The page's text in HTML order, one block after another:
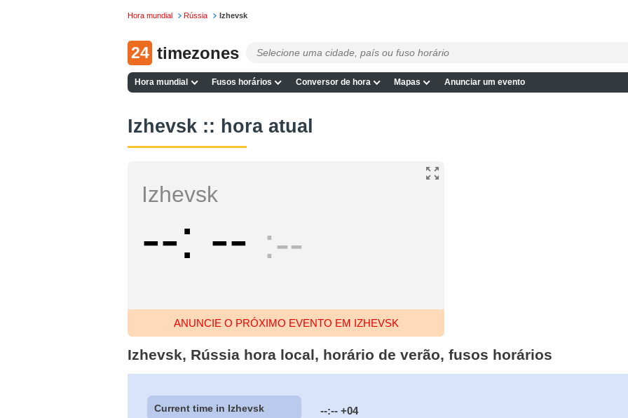
Hora mundial Rússia Izhevsk
24 timezones
Hora mundial Fusos horários Conversor de hora Mapas Anunciar um evento
Izhevsk :: hora atual
Izhevsk
-- -- --
ANUNCIE O PRÓXIMO EVENTO EM IZHEVSK
Izhevsk, Rússia hora local, horário de verão, fusos horários
Current time in Izhevsk --:-- +04